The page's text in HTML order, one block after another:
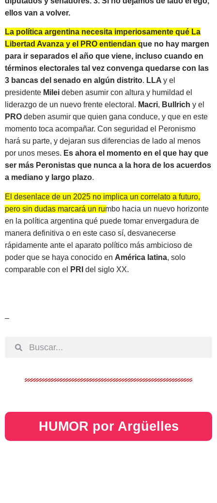
ellos van a volver.
La política argentina necesita imperiosamente qué La
Libertad Avanza y el PRO entiendan que no hay margen
para ir separados el año que viene, incluso cuando en
términos electorales tal vez convenga quedarse con las
3 bancas del senado en algún distrito. LLA y el
presidente Milei deben asumir con altura y humildad el
liderazgo de un nuevo frente electoral. Macri, Bullrich y el
PRO deben asumir que quien gana conduce, y que en este
momento toca acompañar. Con seguridad el Peronismo
hará su parte, y dejaran sus diferencias de lado al menos
por unos meses. Es ahora el momento en el que hay que
ser más Peronistas que nunca a la hora de los acuerdos
a mediano y largo plazo.
El desenlace de un 2025 no implica un correlato a futuro,
pero sin dudas marcará un rumbo hacia un nuevo horizonte
en la política argentina qué puede tomar envergadura de
manera definitiva o en este caso sí, desvanecerse
rápidamente ante el aparato político más ambicioso de
poder que se haya conocido en América latina, solo
comparable con el
PRI del siglo XX.
–
HUMOR por Argüelles​